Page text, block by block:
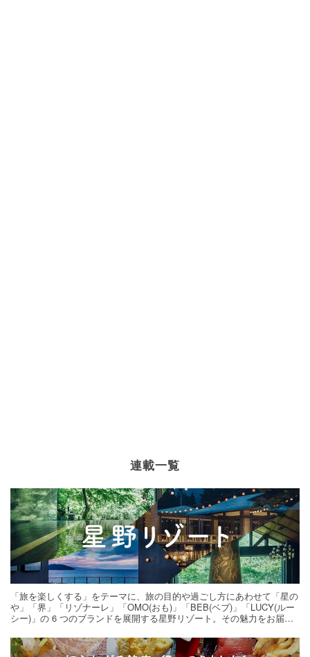
連載一覧
「旅を楽しくする」をテーマに、旅の目的や過ごし方にあわせて「星の
や」「界」「リゾナーレ」「OMO(おも)」「BEB(ベブ)」「LUCY(ルー
シー)」の 6 つのブランドを展開する星野リゾート。その魅力をお届け